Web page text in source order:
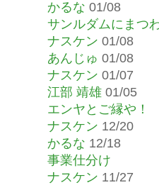
かるな 01/08
サンルダムにまつ
ナスケン 01/08
あんじゅ 01/08
ナスケン 01/07
江部 靖雄 01/05
エンヤとご縁や！
ナスケン 12/20
かるな 12/18
事業仕分け
ナスケン 11/27